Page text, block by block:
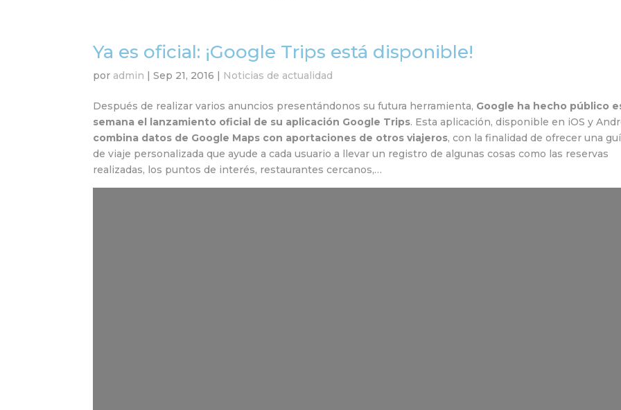
Ya es oficial: ¡Google Trips está disponible!
por admin |Sep 21, 2016 | Noticias de actualidad
Después de realizar varios anuncios presentándonos su futura herramienta, Google ha hecho público
semana el lanzamiento oficial de su aplicación Google Trips. Esta aplicación, disponible en iOS y
combina datos de Google Maps con aportaciones de otros viajeros, con la finalidad de ofrecer una
de viaje personalizada que ayude a cada usuario a llevar un registro de algunas cosas como las reservas
realizadas, los puntos de interés, restaurantes cercanos,…